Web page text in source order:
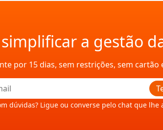
a gestão
por 15 dias, sem restrições, sem cartão
dúvidas? Ligue ou converse pelo chat que lhe